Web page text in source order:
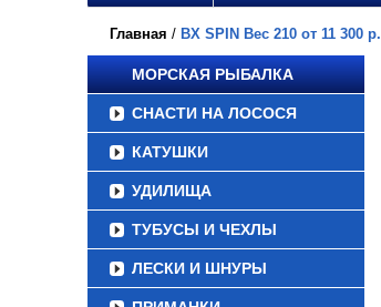
Главная / BX SPIN Вес 210 от 11 300 р.
МОРСКАЯ РЫБАЛКА
СНАСТИ НА ЛОСОСЯ
КАТУШКИ
УДИЛИЩА
ТУБУСЫ И ЧЕХЛЫ
ЛЕСКИ И ШНУРЫ